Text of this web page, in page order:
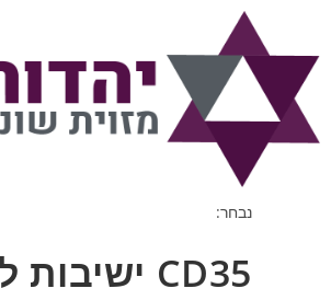
נבחר:
CD35 ישיבות ליטא (מחשבה…